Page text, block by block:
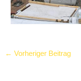
← Vorheriger Beitrag